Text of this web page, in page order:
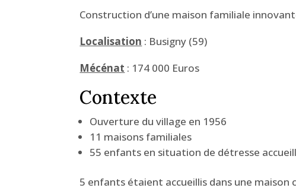
Construction d’une maison familiale
Localisation : Busigny (59)
Mécénat : 174 000 Euros
Contexte
Ouverture du village en 1956
11 maisons familiales
55 enfants en situation de détresse
5 enfants étaient accueillis dans une